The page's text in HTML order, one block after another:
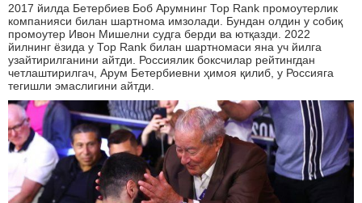
2017 йилда Бетербиев Боб Арумнинг Тоp Rank промоутерлик
компанияси билан шартнома имзолади. Бундан олдин у собиқ
промоутер Ивон Мишелни судга берди ва ютқазди. 2022
йилнинг ёзида у Тоp Rank билан шартномаси яна уч йилга
узайтирилганини айтди. Россиялик боксчилар рейтингдан
четлаштирилгач, Арум Бетербиевни ҳимоя қилиб, у Россияга
тегишли эмаслигини айтди.